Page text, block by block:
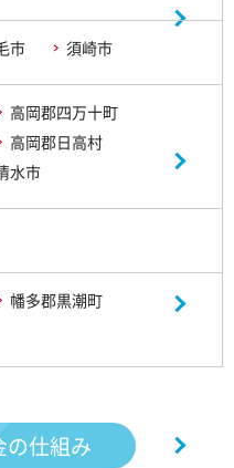
市 須崎市
高岡郡四万十町
高岡郡日高村
水市
幡多郡黒潮町
の仕組み